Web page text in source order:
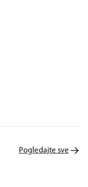
Pogledajte sve